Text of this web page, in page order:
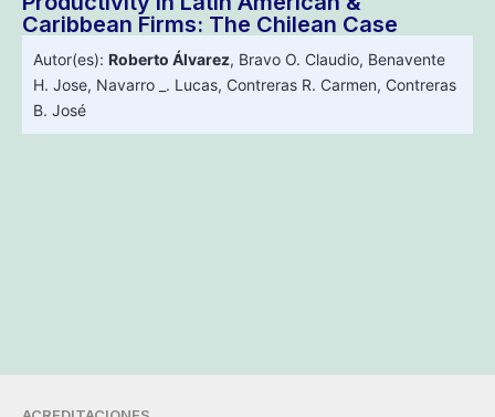
Caribbean Firms: The Chilean Case
Autor(es): Roberto Álvarez, Bravo O. Claudio, Benavente
H. Jose, Navarro _. Lucas, Contreras R. Carmen, Contreras
B. José